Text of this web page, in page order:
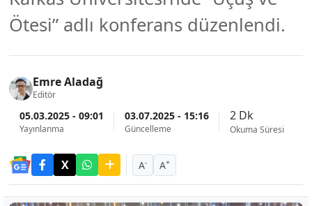
Ötesi” adlı konferans düzenlendi.
Emre Aladağ
Editör
05.03.2025 - 09:01
Yayınlanma
03.07.2025 - 15:16
Güncelleme
2 Dk
Okuma Süresi
A- A+